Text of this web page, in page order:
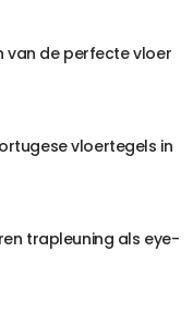
van de perfecte vloer
vloertegels in
trapleuning als eye-